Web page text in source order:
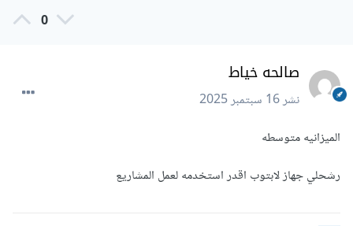
0
صالحه خياط
نشر16 سبتمبر 2025
الميزانيه متوسطه
رشحلي جهاز لابتوب اقدر استخدمه لعمل المشاريع